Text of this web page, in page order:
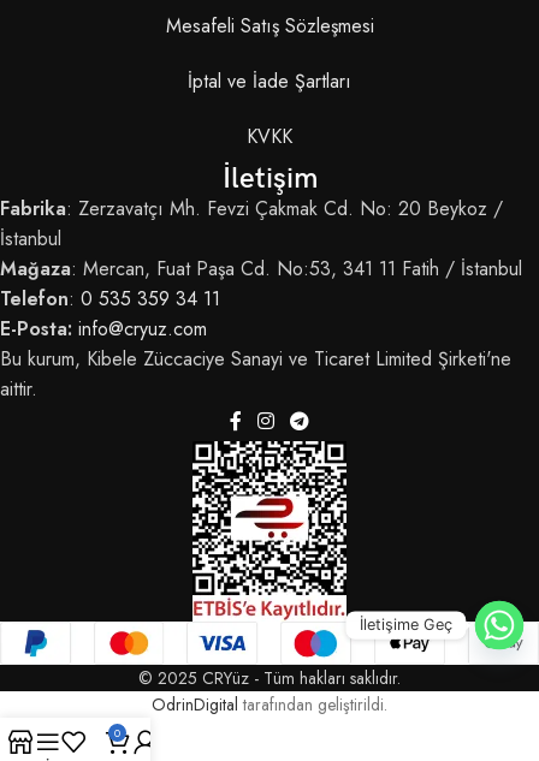
Mesafeli Satış Sözleşmesi
İptal ve İade Şartları
KVKK
İletişim
Fabrika: Zerzavatçı Mh. Fevzi Çakmak Cd. No: 20 Beykoz /
İstanbul
Mağaza: Mercan, Fuat Paşa Cd. No:53, 341 11 Fatih / İstanbul
Telefon: 0 535 359 34 11
E-Posta: info@cryuz.com
Bu kurum, Kibele Züccaciye Sanayi ve Ticaret Limited Şirketi'ne
aittir.
© 2025 CRYüz - Tüm hakları saklıdır.
OdrinDigital tarafından geliştirildi.
0
İletişime Geç